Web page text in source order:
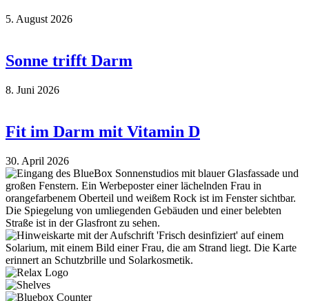
5. August 2026
Sonne trifft Darm
8. Juni 2026
Fit im Darm mit Vitamin D
30. April 2026